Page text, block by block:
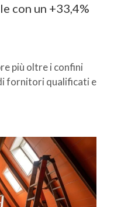
con un +33,4%
più oltre i confini
fornitori qualificati e